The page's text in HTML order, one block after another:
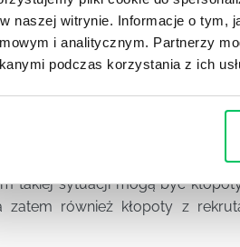
naszej witrynie. Informacje o tym,
i analitycznym. Partnerzy
podczas korzystania z ich
internetu, wart jest uwagi ten
ulega efekt
zadowolony z obsługi podzieli
z 1 kolejną, natomiast
(mocno już
– często wyolbrzymiona – o
do setek, a nawet tysięcy
takiej sytuacji mogą być
zatem również kłopoty z